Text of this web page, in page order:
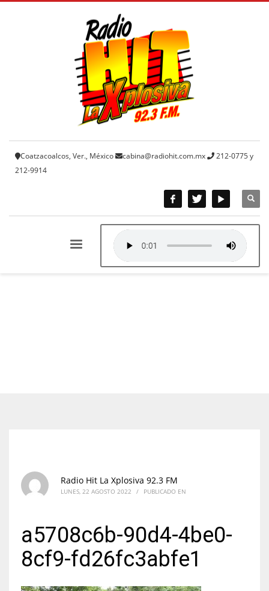
Coatzacoalcos, Ver., México cabina@radiohit.com.mx
212-0775 y
212-9914
Radio Hit La Xplosiva 92.3 FM
LUNES, 22 AGOSTO 2022 / PUBLICADO EN
a5708c6b-90d4-4be0-
8cf9-fd26fc3abfe1